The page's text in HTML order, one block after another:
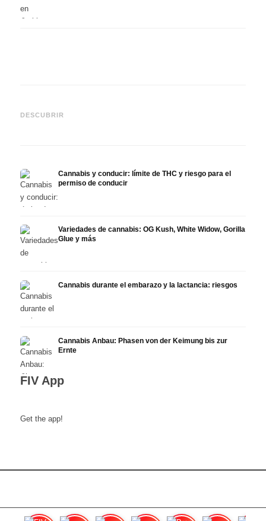
DESCUBRIR
automedición y lo que
Cannabis y conducir: límite de THC y riesgo para el
permiso de conducir
Variedades de cannabis: OG Kush, White Widow, Gorilla
Glue y más
Cannabis durante el embarazo y la lactancia: riesgos
Cannabis Anbau: Phasen von der Keimung bis zur
Ernte
FIV App
Get the app!